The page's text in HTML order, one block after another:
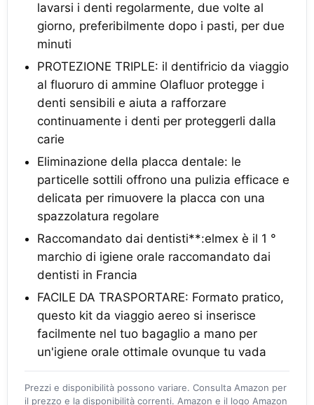
lavarsi i denti regolarmente, due volte al
giorno, preferibilmente dopo i pasti, per due
minuti
PROTEZIONE TRIPLE: il dentifricio da viaggio
al fluoruro di ammine Olafluor protegge i
denti sensibili e aiuta a rafforzare
continuamente i denti per proteggerli dalla
carie
Eliminazione della placca dentale: le
particelle sottili offrono una pulizia efficace e
delicata per rimuovere la placca con una
spazzolatura regolare
Raccomandato dai dentisti**:elmex è il 1 °
marchio di igiene orale raccomandato dai
dentisti in Francia
FACILE DA TRASPORTARE: Formato pratico,
questo kit da viaggio aereo si inserisce
facilmente nel tuo bagaglio a mano per
un'igiene orale ottimale ovunque tu vada
Prezzi e disponibilità possono variare. Consulta Amazon per
il prezzo e la disponibilità correnti. Amazon e il logo Amazon